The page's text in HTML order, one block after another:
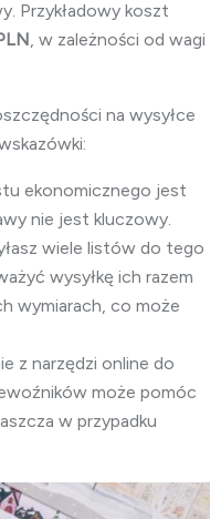
Przykładowy koszt
, w zależności od wagi
na wysyłce
ekonomicznego jest
nie jest kluczowy.
wiele listów do tego
wysyłkę ich razem
wymiarach, co może
z narzędzi online do
może pomóc
w przypadku